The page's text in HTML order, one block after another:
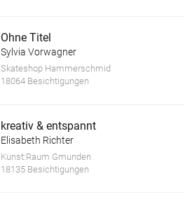
Ohne Titel
Sylvia Vorwagner
Skateshop Hammerschmid
18064 Besichtigungen
kreativ & entspannt
Elisabeth Richter
Kunst:Raum Gmunden
18135 Besichtigungen